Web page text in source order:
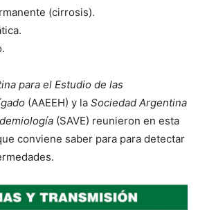
(cirrosis).
para el Estudio de las
(AAEEH) y la Sociedad Argentina
(SAVE) reunieron en esta
conviene saber para para detectar